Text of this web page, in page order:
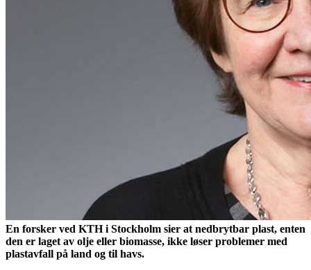
En forsker ved KTH i Stockholm sier at nedbrytbar plast, enten
den er laget av olje eller biomasse, ikke løser problemer med
plastavfall på land og til havs.